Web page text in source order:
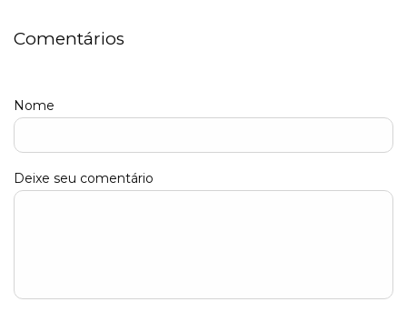
Comentários
Nome
Deixe seu comentário